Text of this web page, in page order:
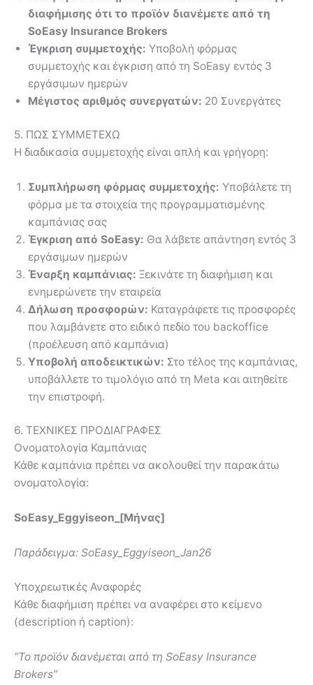
διαφήμισης ότι το προϊόν διανέμετε από τη
SoEasy Insurance Brokers
Έγκριση συμμετοχής: Υποβολή φόρμας
συμμετοχής και έγκριση από τη SoEasy εντός 3
εργάσιμων ημερών
Μέγιστος αριθμός συνεργατών: 20 Συνεργάτες
5. ΠΩΣ ΣΥΜΜΕΤΕΧΩ
Η διαδικασία συμμετοχής είναι απλή και γρήγορη:
Συμπλήρωση φόρμας συμμετοχής: Υποβάλετε τη
φόρμα με τα στοιχεία της προγραμματισμένης
καμπάνιας σας
Έγκριση από SoEasy: Θα λάβετε απάντηση εντός 3
εργάσιμων ημερών
Έναρξη καμπάνιας: Ξεκινάτε τη διαφήμιση και
ενημερώνετε την εταιρεία
Δήλωση προσφορών: Καταγράφετε τις προσφορές
που λαμβάνετε στο ειδικό πεδίο του backoffice
(προέλευση από καμπάνια)
Υποβολή αποδεικτικών: Στο τέλος της καμπάνιας,
υποβάλλετε το τιμολόγιο από τη Meta και αιτηθείτε
την επιστροφή.
6. ΤΕΧΝΙΚΕΣ ΠΡΟΔΙΑΓΡΑΦΕΣ
Ονοματολογία Καμπάνιας
Κάθε καμπάνια πρέπει να ακολουθεί την παρακάτω
ονοματολογία:
SoEasy_Eggyiseon_[Μήνας]
Παράδειγμα: SoEasy_Eggyiseon_Jan26
Υποχρεωτικές Αναφορές
Κάθε διαφήμιση πρέπει να αναφέρει στο κείμενο
(description ή caption):
“Το προϊόν διανέμεται από τη SoEasy Insurance
Brokers”